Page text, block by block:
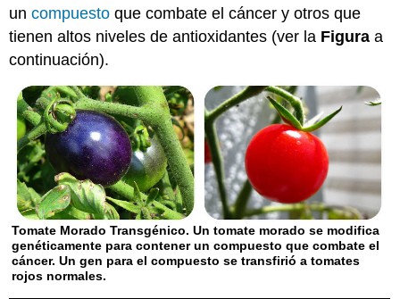
uncompuesto que combate el cáncer y otros que
tienen altos niveles de antioxidantes (ver la Figura a
continuación).
Tomate Morado Transgénico. Un tomate morado se modifica
genéticamente para contener un compuesto que combate el
cáncer. Un gen para el compuesto se transfirió a tomates
rojos normales.